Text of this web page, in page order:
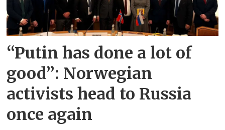
“Putin has done a lot of
good”: Norwegian
activists head to Russia
once again